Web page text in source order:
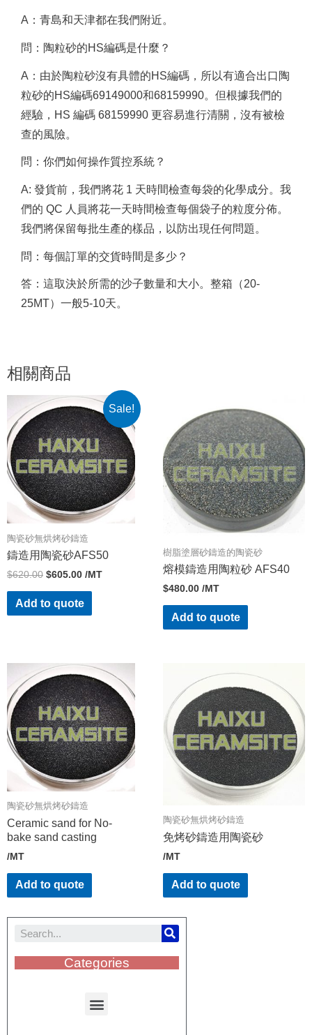
A：青島和天津都在我們附近。
問：陶粒砂的HS編碼是什麼？
A：由於陶粒砂沒有具體的HS編碼，所以有適合出口陶
粒砂的HS編碼69149000和68159990。 但根據我們的
經驗，HS 編碼 68159990 更容易進行清關，沒有被檢
查的風險。
問：你們如何操作質控系統？
A: 發貨前，我們將花 1 天時間檢查每袋的化學成分。 我
們的 QC 人員將花一天時間檢查每個袋子的粒度分佈。
我們將保留每批生產的樣品，以防出現任何問題。
問：每個訂單的交貨時間是多少？
答：這取決於所需的沙子數量和大小。 整箱（20-
25MT）一般5-10天。
相關商品
Sale!
陶瓷砂無烘烤砂鑄造
鑄造用陶瓷砂AFS50
$620.00 $605.00 /MT
Add to quote
樹脂塗層砂鑄造的陶瓷砂
熔模鑄造用陶粒砂 AFS40
$480.00 /MT
Add to quote
陶瓷砂無烘烤砂鑄造
Ceramic sand for No-
bake sand casting
/MT
Add to quote
陶瓷砂無烘烤砂鑄造
免烤砂鑄造用陶瓷砂
/MT
Add to quote
Categories